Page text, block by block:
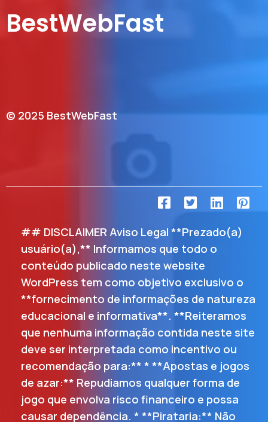
BestWebFast
© 2025 BestWebFast
## DISCLAIMER Aviso Legal **Prezado(a)
usuário(a),** Informamos que todo o
conteúdo publicado neste website
WordPress tem como objetivo exclusivo o
**fornecimento de informações de natureza
educacional e informativa**. **Reiteramos
que nenhuma informação contida neste site
deve ser interpretada como incentivo ou
recomendação para:** * **Apostas e jogos
de azar:** Repudiamos qualquer forma de
jogo que envolva risco financeiro e possa
causar dependência. * **Pirataria:** Não